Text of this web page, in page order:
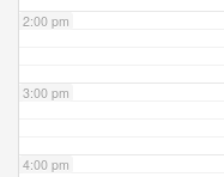
2:00 pm
3:00 pm
4:00 pm